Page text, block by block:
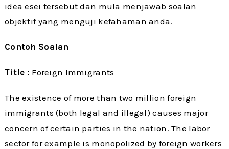
idea esei tersebut dan mula menjawab soalan
objektif yang menguji kefahaman anda.
Contoh Soalan
Title : Foreign Immigrants
The existence of more than two million foreign
immigrants (both legal and illegal) causes major
concern of certain parties in the nation. The labor
sector for example is monopolized by foreign workers